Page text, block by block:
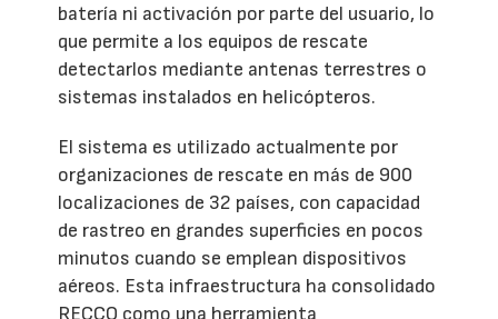
batería ni activación por parte del usuario, lo
que permite a los equipos de rescate
detectarlos mediante antenas terrestres o
sistemas instalados en helicópteros.
El sistema es utilizado actualmente por
organizaciones de rescate en más de 900
localizaciones de 32 países, con capacidad
de rastreo en grandes superficies en pocos
minutos cuando se emplean dispositivos
aéreos. Esta infraestructura ha consolidado
RECCO como una herramienta